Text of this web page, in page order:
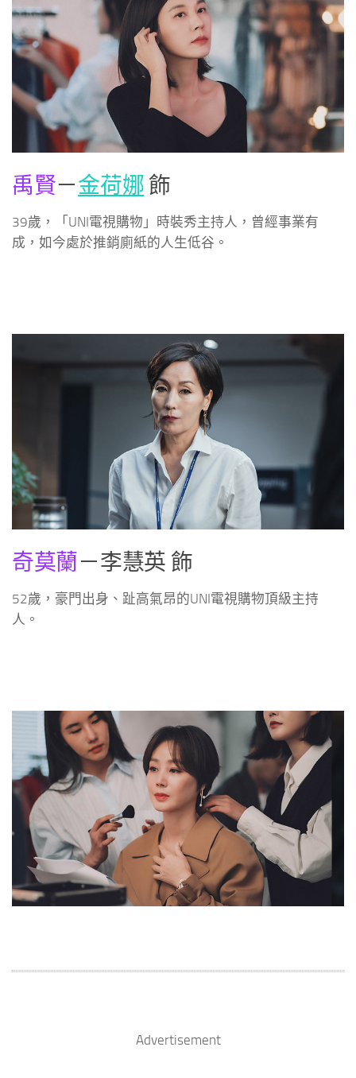
禹賢－金荷娜 飾
39歲，「UNI電視購物」時裝秀主持人，曾經事業有
成，如今處於推銷廁紙的人生低谷。
奇莫蘭－李慧英 飾
52歲，豪門出身、趾高氣昂的UNI電視購物頂級主持
人。
Advertisement